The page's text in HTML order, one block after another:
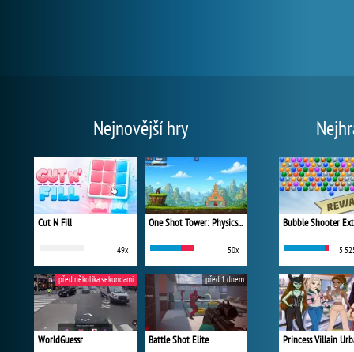
Nejnovější hry
Cut N Fill
49x
One Shot Tower: Physics Destroyer
50x
WorldGuessr
před několika sekundami
Battle Shot Elite
před 1 dnem
Bubble Shooter
5